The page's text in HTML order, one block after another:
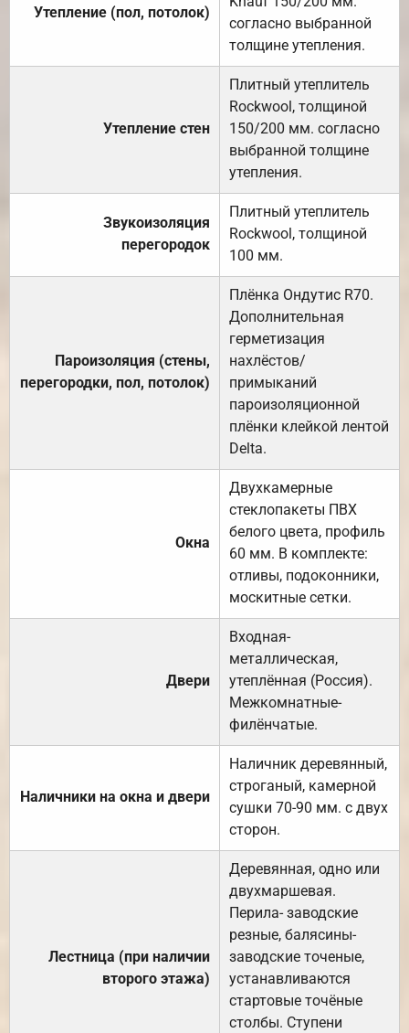
Утепление (пол, потолок)
согласно выбранной
толщине утепления.
Утепление стен
Плитный утеплитель
Rockwool, толщиной
150/200 мм. согласно
выбранной толщине
утепления.
Звукоизоляция
перегородок
Плитный утеплитель
Rockwool, толщиной
100 мм.
Пароизоляция (стены,
перегородки, пол, потолок)
Плёнка Ондутис R70.
Дополнительная
герметизация
нахлёстов/
примыканий
пароизоляционной
плёнки клейкой лентой
Delta.
Окна
Двухкамерные
стеклопакеты ПВХ
белого цвета, профиль
60 мм. В комплекте:
отливы, подоконники,
москитные сетки.
Двери
Входная-
металлическая,
утеплённая (Россия).
Межкомнатные-
филёнчатые.
Наличники на окна и двери
Наличник деревянный,
строганый, камерной
сушки 70-90 мм. с двух
сторон.
Лестница (при наличии
второго этажа)
Деревянная, одно или
двухмаршевая.
Перила- заводские
резные, балясины-
заводские точеные,
устанавливаются
стартовые точёные
столбы. Ступени